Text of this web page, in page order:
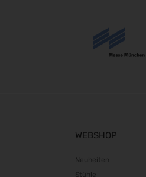
WEBSHOP
Neuheiten
Stühle